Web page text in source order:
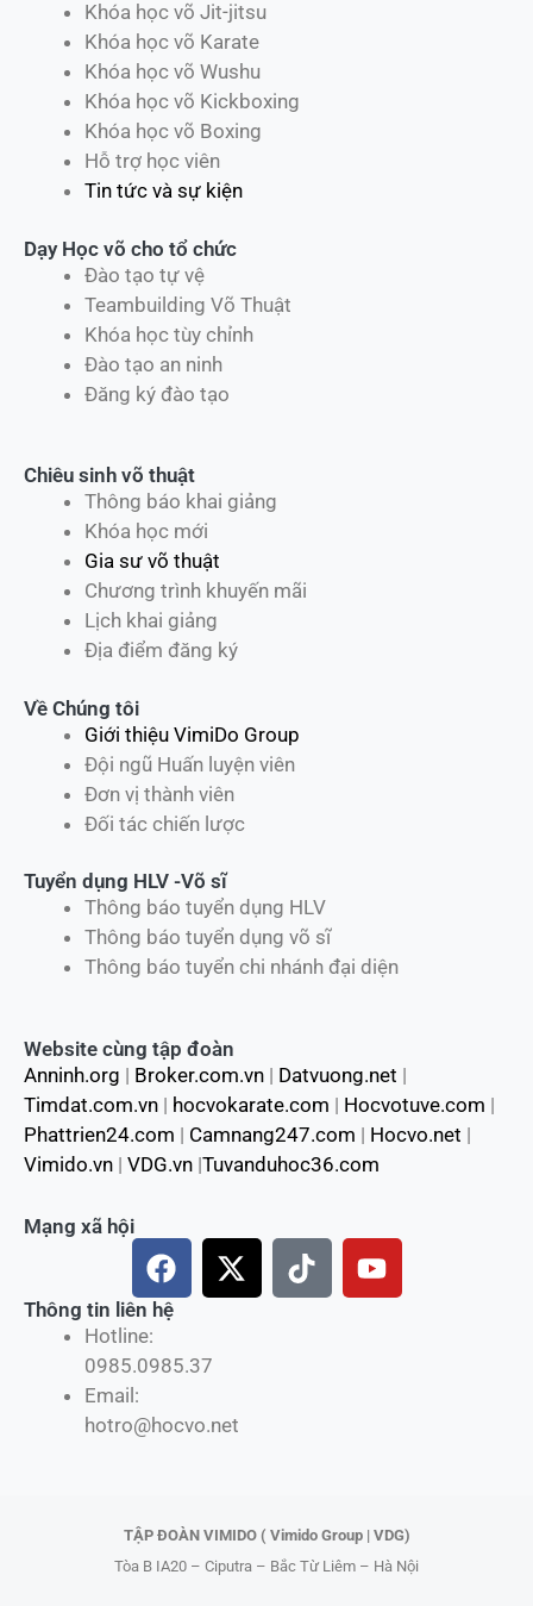
Khóa học võ Jit-jitsu
Khóa học võ Karate
Khóa học võ Wushu
Khóa học võ Kickboxing
Khóa học võ Boxing
Hỗ trợ học viên
Tin tức và sự kiện
Dạy Học võ cho tổ chức
Đào tạo tự vệ
Teambuilding Võ Thuật
Khóa học tùy chỉnh
Đào tạo an ninh
Đăng ký đào tạo
Chiêu sinh võ thuật
Thông báo khai giảng
Khóa học mới
Gia sư võ thuật
Chương trình khuyến mãi
Lịch khai giảng
Địa điểm đăng ký
Về Chúng tôi
Giới thiệu VimiDo Group
Đội ngũ Huấn luyện viên
Đơn vị thành viên
Đối tác chiến lược
Tuyển dụng HLV -Võ sĩ
Thông báo tuyển dụng HLV
Thông báo tuyển dụng võ sĩ
Thông báo tuyển chi nhánh đại diện
Website cùng tập đoàn
Anninh.org | Broker.com.vn | Datvuong.net |
Timdat.com.vn | hocvokarate.com | Hocvotuve.com |
Phattrien24.com | Camnang247.com | Hocvo.net |
Vimido.vn | VDG.vn |Tuvanduhoc36.com
Hotline:
0985.0985.37
Email:
hotro@hocvo.net
Mạng xã hội
F
a
c
b
o
X
-
t
T
i
Y
o
Thông tin liên hệ
TẬP ĐOÀN VIMIDO ( Vimido Group | VDG)
Tòa B IA20 – Ciputra – Bắc Từ Liêm – Hà Nội